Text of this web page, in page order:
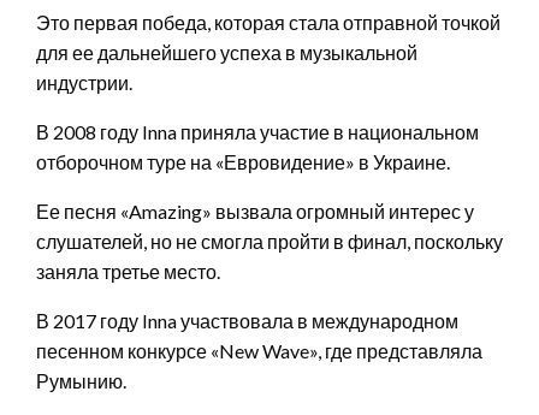
Это первая победа, которая стала отправной точкой
для ее дальнейшего успеха в музыкальной
индустрии.
В 2008 году Inna приняла участие в национальном
отборочном туре на «Евровидение» в Украине.
Ее песня «Amazing» вызвала огромный интерес у
слушателей, но не смогла пройти в финал, поскольку
заняла третье место.
В 2017 году Inna участвовала в международном
песенном конкурсе «New Wave», где представляла
Румынию.